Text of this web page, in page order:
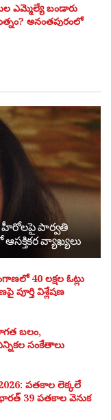
ఎమ్మెల్యే బండారు
అనంతపురంలో
హీరోలపై పార్వతి
వ్యాఖ్యలు
40 లక్షల ఓట్లు
పూర్తి విశ్లేషణ
బలం,
సంకేతాలు
పతకాల లెక్కలే
39 పతకాల వెనుక